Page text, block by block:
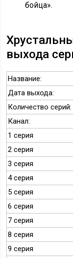
бойца».
выхода
Название:
Дата выхода:
Количество серий:
Канал:
1 серия
2 серия
3 серия
4 серия
5 серия
6 серия
7 серия
8 серия
9 серия